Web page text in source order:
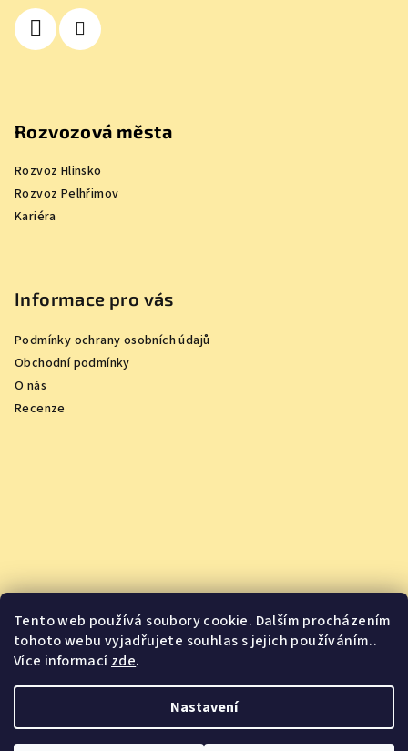
Tento web používá soubory cookie. Dalším procházením
tohoto webu vyjadřujete souhlas s jejich používáním..
Více informacízde.
Nastavení
Rozvozová města
Rozvoz Hlinsko
Rozvoz Pelhřimov
Kariéra
Informace pro vás
Podmínky ochrany osobních údajů
Obchodní podmínky
O nás
Recenze
Vychutnejte si oceněná vína z pohodlí domova